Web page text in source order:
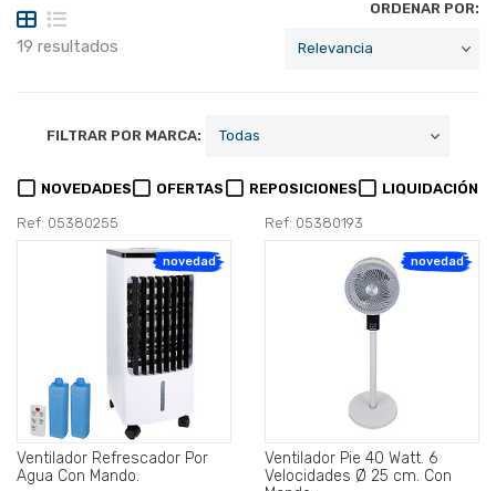
19 resultados
ORDENAR POR:
FILTRAR POR MARCA:
NOVEDADES OFERTAS REPOSICIONES LIQUIDACIÓN
Ref: 05380255
novedad
Ventilador Refrescador Por
Agua Con Mando.
Ref: 05380193
novedad
Ventilador Pie 40 Watt. 6
Velocidades Ø 25 cm. Con